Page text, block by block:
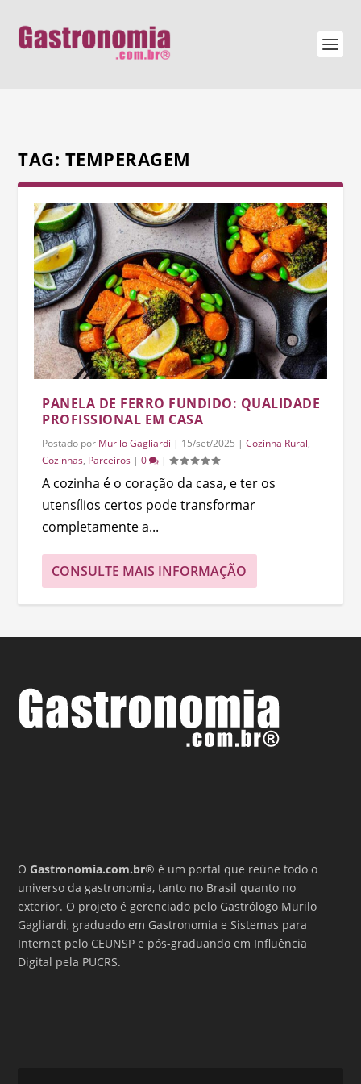
TAG: TEMPERAGEM
PANELA DE FERRO FUNDIDO: QUALIDADE
PROFISSIONAL EM CASA
Postado por Murilo Gagliardi | 15/set/2025 |Cozinha Rural,
Cozinhas, Parceiros |0 |
A cozinha é o coração da casa, e ter os
utensílios certos pode transformar
completamente a...
CONSULTE MAIS INFORMAÇÃO
OGastronomia.com.br® é um portal que reúne todo o
universo da gastronomia, tanto no Brasil quanto no
exterior. O projeto é gerenciado pelo Gastrólogo Murilo
Gagliardi, graduado em Gastronomia e Sistemas para
Internet pelo CEUNSP e pós-graduando em Influência
Digital pela PUCRS.